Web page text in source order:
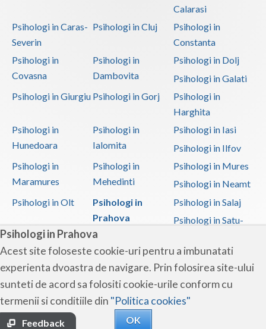
Psihologi in Prahova
Acest site foloseste cookie-uri pentru a imbunatati
experienta dvoastra de navigare. Prin folosirea site-ului
sunteti de acord sa folositi cookie-urile conform cu
termenii si conditiile din "Politica cookies"
OK
Feedback
Calarasi
Psihologi in Caras-
Severin
Psihologi in Cluj
Psihologi in
Constanta
Psihologi in
Covasna
Psihologi in
Dambovita
Psihologi in Dolj
Psihologi in Galati
Psihologi in Giurgiu Psihologi in Gorj
Psihologi in
Harghita
Psihologi in
Hunedoara
Psihologi in
Ialomita
Psihologi in Iasi
Psihologi in Ilfov
Psihologi in
Maramures
Psihologi in
Mehedinti
Psihologi in Mures
Psihologi in Neamt
Psihologi in Olt
Psihologi in
Prahova
Psihologi in Salaj
Psihologi in Satu-
Psihologi in Sibiu
Psihologi in
Suceava
Psihologi in
Teleorman
Psihologi in Timis
Psihologi in Tulcea Psihologi in Valcea
Psihologi in Vaslui
Psihologi in
Vrancea